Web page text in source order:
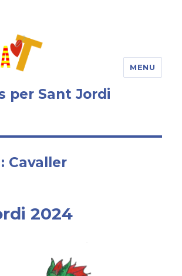
per Sant Jordi
MENU
Cavaller
2024